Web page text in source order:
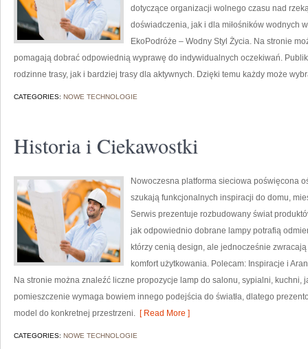
dotyczące organizacji wolnego czasu nad
doświadczenia, jak i dla miłośników wodnych
EkoPodróże – Wodny Styl Życia. Na stronie
pomagają dobrać odpowiednią wyprawę do indywidualnych oczekiwań.
rodzinne trasy, jak i bardziej trasy dla aktywnych. Dzięki temu każdy może
CATEGORIES: NOWE TECHNOLOGIE
Historia i Ciekawostki
Nowoczesna platforma sieciowa poświęcona
szukają funkcjonalnych inspiracji do domu,
Serwis prezentuje rozbudowany świat
jak odpowiednio dobrane lampy potrafią
którzy cenią design, ale jednocześnie
komfort użytkowania. Polecam: Inspiracje i
Na stronie można znaleźć liczne propozycje lamp do salonu, sypialni, kuchni,
pomieszczenie wymaga bowiem innego podejścia do światła, dlatego
model do konkretnej przestrzeni. [ Read More ]
CATEGORIES: NOWE TECHNOLOGIE